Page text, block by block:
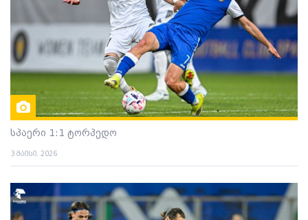
სპაერი 1:1 ტორპედო
3 მაისი. 2026